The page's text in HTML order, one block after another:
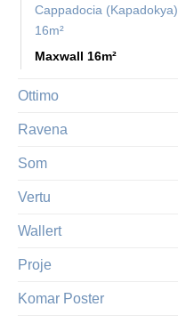
Cappadocia (Kapadokya)
16m²
Maxwall 16m²
Ottimo
Ravena
Som
Vertu
Wallert
Proje
Komar Poster